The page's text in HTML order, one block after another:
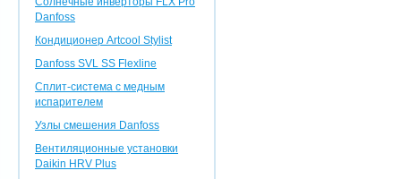
Danfoss
Кондиционер Artcool Stylist
Danfoss SVL SS Flexline
Сплит-система с медным
испарителем
Узлы смешения Danfoss
Вентиляционные установки
Daikin HRV Plus